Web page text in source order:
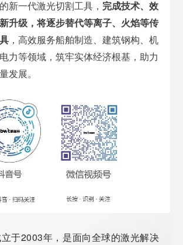
新一代激光切割工具， 完成技术、效
升级，将逐步替代等离子、火焰等传
，高效服务船舶制造、建筑钢构、机
力等领域，筑牢实体经济根基，助力
发展。
于2003年，是面向全球的激光解决